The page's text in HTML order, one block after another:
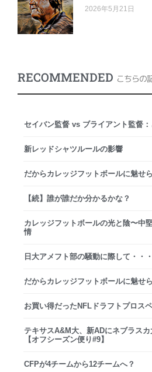
2026年5月21日
RECOMMENDED こちらの
セイバン監督 vs ブライアント監督：
新レッドシャツルールの影響
だからカレッジフットボールに魅せ
【続】誰が誰だか分かるかな？
カレッジフットボールの光と陰〜中
情
日大アメフト部の騒動に際して・・・
だからカレッジフットボールに魅せ
お買い得だったNFLドラフトプロス
テキサスA&M大、新ADにネブラス
【オフシーズン便り#9】
CFPが4チームから12チームへ？